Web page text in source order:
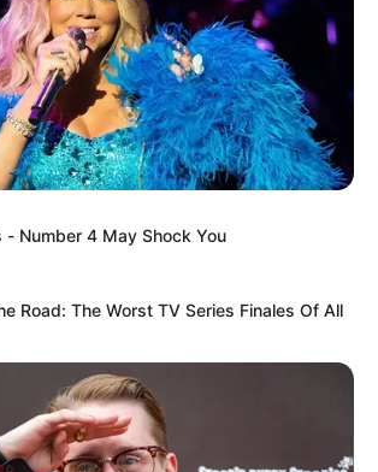
Crecen los pagos digitales
del servicio de agua en la
ciudad
IBAL
Intervenciones técnicas
riesgos en el sistema de
Operación estable de los
sistemas de agua y
alcantarillado se mantiene
en la ciudad
- Number 4 May Shock You
Road: The Worst TV Series Finales Of All